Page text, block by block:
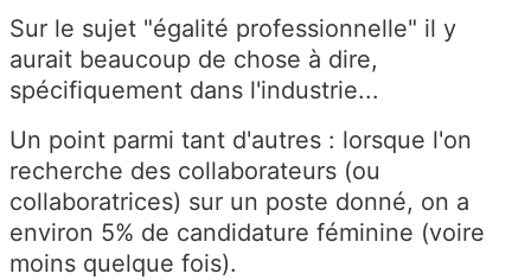
Sur le sujet "égalité professionnelle" il y
aurait beaucoup de chose à dire,
spécifiquement dans l'industrie...
Un point parmi tant d'autres : lorsque l'on
recherche des collaborateurs (ou
collaboratrices) sur un poste donné, on a
environ 5% de candidature féminine (voire
moins quelque fois).